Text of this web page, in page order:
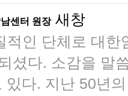
센터 원장 새창
적인 단체로 대
셨다. 소감을 말
있다. 지난 50년